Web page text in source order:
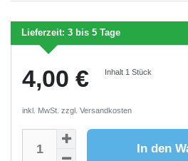
Lieferzeit: 3 bis 5 Tage
4,00 € Inhalt 1Stück
inkl. MwSt. zzgl. Versandkosten
In den